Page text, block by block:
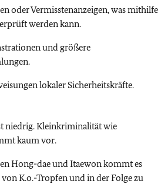
oder Vermisstenanzeigen, was mithilfe
werden kann.
und größere
lokaler Sicherheitskräfte.
niedrig. Kleinkriminalität wie
kaum vor.
Hong-dae und Itaewon kommt es
K.o.-Tropfen und in der Folge zu